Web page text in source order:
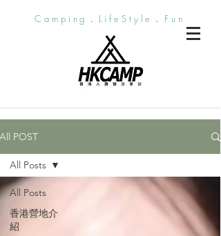
Camping．LifeStyle．Fun
All POST
All Posts
香港營地介
紹
All Posts